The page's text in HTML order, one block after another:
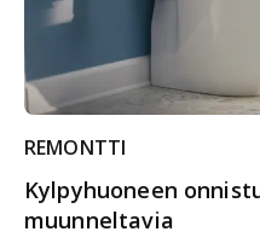
REMONTTI
Kylpyhuoneen
muunneltavia